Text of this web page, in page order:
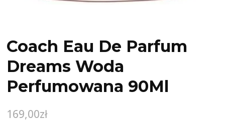
Coach Eau De Parfum
Dreams Woda
Perfumowana 90Ml
169,00zł